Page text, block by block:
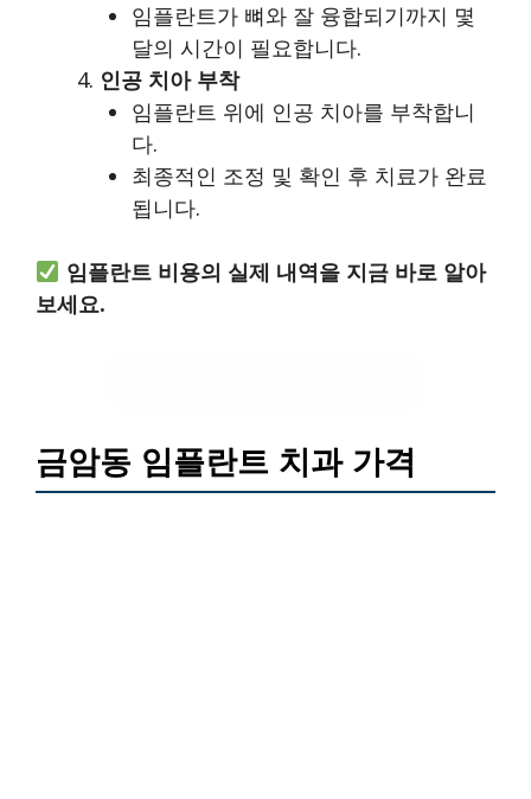
임플란트가 뼈와 잘 융합되기까지 몇
달의 시간이 필요합니다.
인공 치아 부착
임플란트 위에 인공 치아를 부착합니
다.
최종적인 조정 및 확인 후 치료가 완료
됩니다.
임플란트 비용의 실제 내역을 지금 바로 알아
보세요.
금암동 임플란트 치과 가격